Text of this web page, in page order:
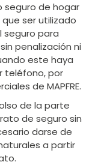
seguro de hogar
que ser utilizado
seguro para
penalización ni
este haya
teléfono, por
de MAPFRE.
de la parte
de seguro sin
darse de
a partir